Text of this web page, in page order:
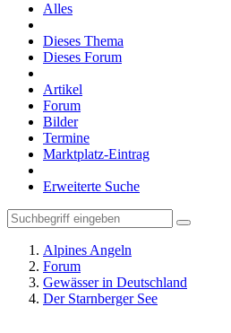
Alles
Dieses Thema
Dieses Forum
Artikel
Forum
Bilder
Termine
Marktplatz-Eintrag
Erweiterte Suche
Alpines Angeln
Forum
Gewässer in Deutschland
Der Starnberger See